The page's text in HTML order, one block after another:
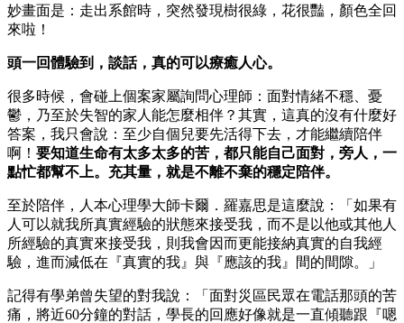
妙畫面是：走出系館時，突然發現樹很綠，花很豔，顏色全回
來啦！
頭一回體驗到，談話，真的可以療癒人心。
很多時候，會碰上個案家屬詢問心理師：面對情緒不穩、憂
鬱，乃至於失智的家人能怎麼相伴？其實，這真的沒有什麼好
答案，我只會說：至少自個兒要先活得下去，才能繼續陪伴
啊！ 要知道生命有太多太多的苦，都只能自己面對，旁人，一
點忙都幫不上。充其量，就是不離不棄的穩定陪伴。
至於陪伴，人本心理學大師卡爾．羅嘉思是這麼說：「如果有
人可以就我所真實經驗的狀態來接受我，而不是以他或其他人
所經驗的真實來接受我，則我會因而更能接納真實的自我經
驗，進而減低在『真實的我』與『應該的我』間的間隙。」
記得有學弟曾失望的對我說：「面對災區民眾在電話那頭的苦
痛，將近60分鐘的對話，學長的回應好像就是一直傾聽跟『嗯